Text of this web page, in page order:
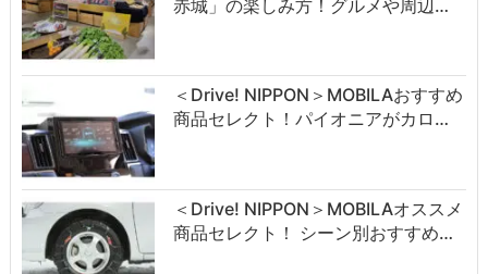
赤城」の楽しみ方！グルメや周辺…
＜Drive! NIPPON＞MOBILAおすすめ
商品セレクト！パイオニアがカロ…
＜Drive! NIPPON＞MOBILAオススメ
商品セレクト！ シーン別おすすめ…